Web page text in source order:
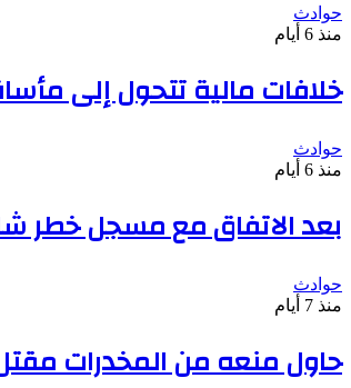
حوادث
منذ 6 أيام
خلافات مالية تتحول إلى
حوادث
منذ 6 أيام
بعد الاتفاق مع مسجل خطر
حوادث
منذ 7 أيام
حاول منعه من المخدرات